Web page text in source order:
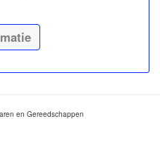
en Gereedschappen